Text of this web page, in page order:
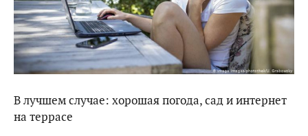
В лучшем случае: хорошая погода, сад и интернет
на террасе